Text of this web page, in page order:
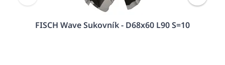
FISCH Wave Sukovník - D68x60 L90 S=10